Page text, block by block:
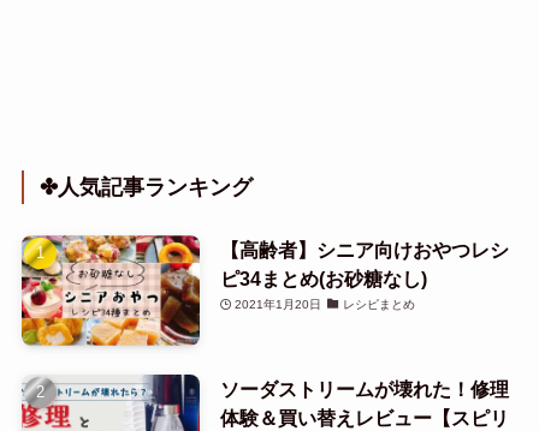
✤人気記事ランキング
【高齢者】シニア向けおやつレシ
ピ34まとめ(お砂糖なし)
2021年1月20日 レシピまとめ
ソーダストリームが壊れた！修理
体験＆買い替えレビュー【スピリ